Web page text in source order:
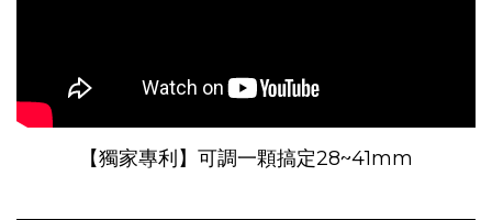
【獨家專利】可調一顆搞定28~41mm